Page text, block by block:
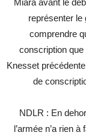
représenter le
comprendre
conscription
Knesset
de
NDLR : En
l’armée n’a rien